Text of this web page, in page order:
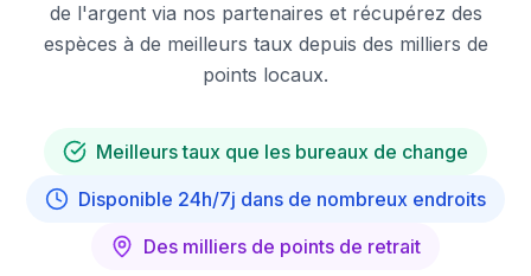
de l'argent via nos partenaires et récupérez des
espèces à de meilleurs taux depuis des milliers de
points locaux.
Meilleurs taux que les bureaux de change
Disponible 24h/7j dans de nombreux endroits
Des milliers de points de retrait